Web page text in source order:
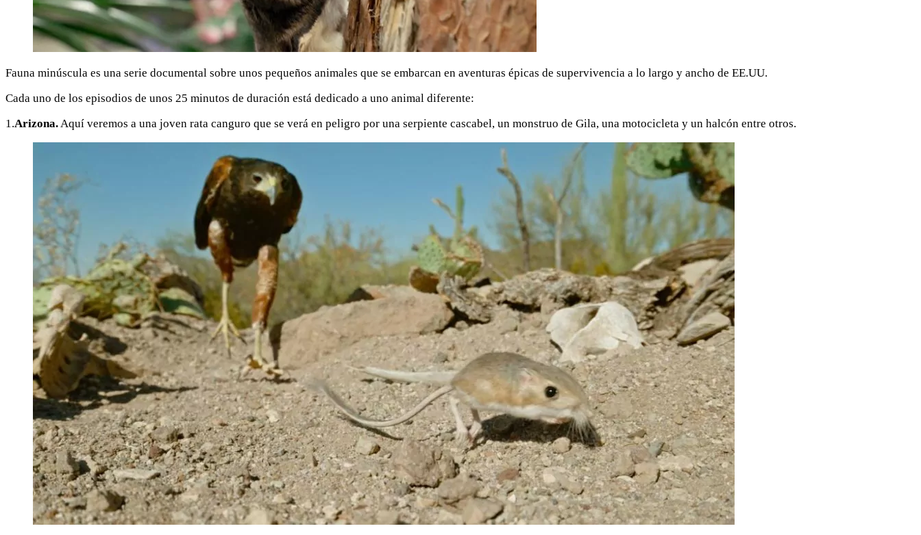
Fauna minúscula es una serie documental sobre unos pequeños animales que se embarcan en aventuras épicas de supervivencia a lo largo y ancho de EE.UU.
Cada uno de los episodios de unos 25 minutos de duración está dedicado a uno animal diferente:
1.Arizona. Aquí veremos a una joven rata canguro que se verá en peligro por una serpiente cascabel, un monstruo de Gila, una motocicleta y un halcón entre otros.